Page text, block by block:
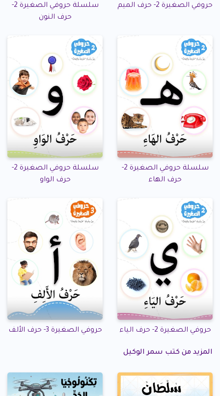
حروفي الصغيرة 2- حرف الميم
سلسلة حروفي الصغيرة 2-
حرف النون
سلسلة حروفي الصغيرة 2-
حرف الهاء
سلسلة حروفي الصغيرة 2-
حرف الواو
حروفي الصغيرة 2- حرف الياء حروفي الصغيرة 3- حرف الألف
المزيد من كتب سمر الوكيل